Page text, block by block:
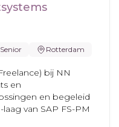
Senior Rotterdam
bij NN
en
en begeleid
van SAP FS-PM